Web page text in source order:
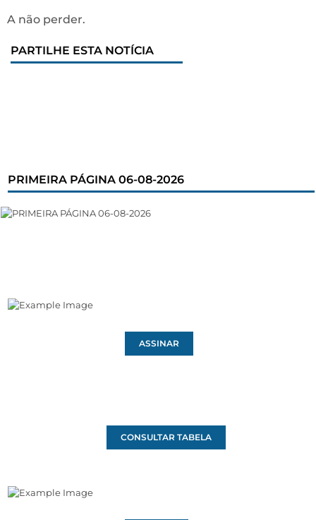
A não perder.
PARTILHE ESTA NOTÍCIA
PRIMEIRA PÁGINA 06-08-2026
ASSINAR
CONSULTAR TABELA